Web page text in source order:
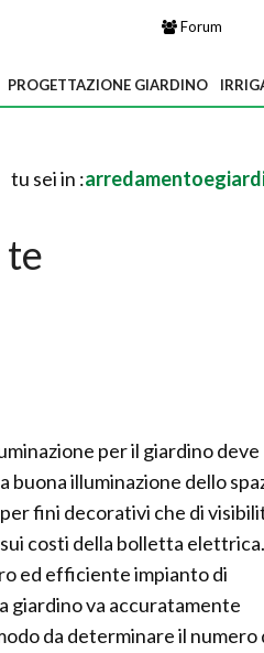
Forum
PROGETTAZIONE GIARDINO
tu sei in :
te
per il giardino deve
buona illuminazione dello
fini decorativi che di
costi della bolletta
ed efficiente impianto di
giardino va accuratamente
da determinare il numero